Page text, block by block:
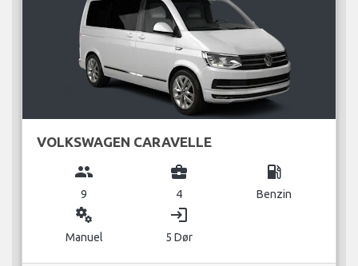
VOLKSWAGEN CARAVELLE
group
9
business_center
4
local_gas_station
Benzin
miscellaneous_services
Manuel
login
5 Dør